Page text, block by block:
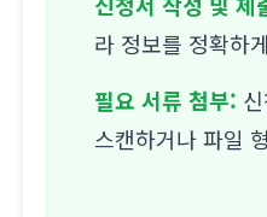
라 정보를 정확하
필요 서류 첨부:
스캔하거나 파일